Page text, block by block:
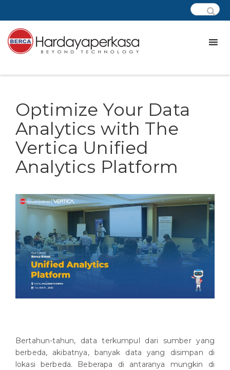
Optimize Your Data
Analytics with The
Vertica Unified
Analytics Platform
Bertahun-tahun, data terkumpul dari sumber yang
berbeda, akibatnya, banyak data yang disimpan di
lokasi berbeda. Beberapa di antaranya mungkin di